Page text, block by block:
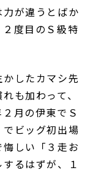
が違うとばか
度目のＳ級特
したカマシ先
も加わって、
月の伊東でＳ
ビッグ初出場
しい「３走お
るはずが、１